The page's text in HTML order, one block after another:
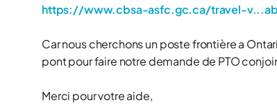
https://www.cbsa-asfc.gc.ca/travel-
Car nous cherchons un poste frontière a
pont pour faire notre demande de PTO
Merci pour votre aide,